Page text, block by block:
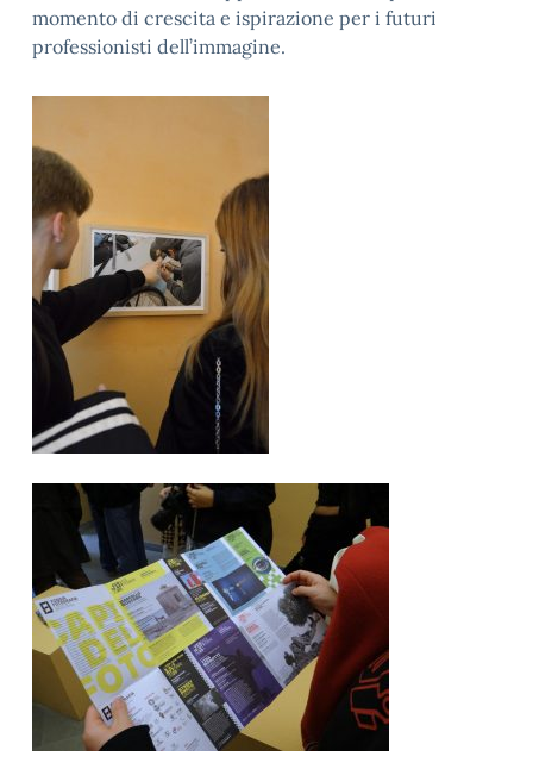
momento di crescita e ispirazione per i futuri
professionisti dell’immagine.